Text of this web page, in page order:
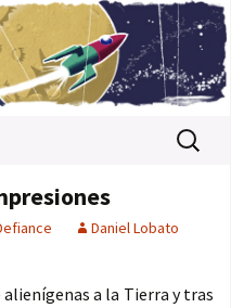
Buscar:
Daniel Lobato
alienígenas a la Tierra y tras